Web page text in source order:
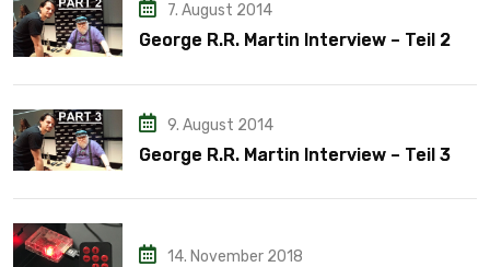
7. August 2014
George R.R. Martin Interview – Teil 2
9. August 2014
George R.R. Martin Interview – Teil 3
14. November 2018